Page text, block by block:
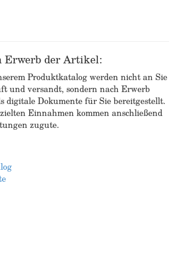
Erwerb der Artikel:
Produktkatalog werden nicht an Sie
und versandt, sondern nach Erwerb
digitale Dokumente für Sie bereitgestellt.
Einnahmen kommen anschließend
zugute.